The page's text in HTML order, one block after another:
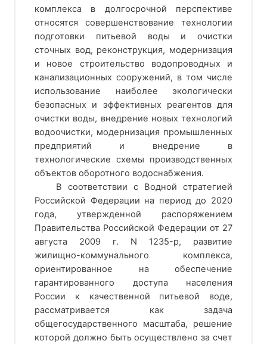
комплекса в долгосрочной перспективе
относятся совершенствование технологии
подготовки питьевой воды и очистки
сточных вод, реконструкция, модернизация
и новое строительство водопроводных и
канализационных сооружений, в том числе
использование наиболее экологически
безопасных и эффективных реагентов для
очистки воды, внедрение новых технологий
водоочистки, модернизация промышленных
предприятий и внедрение в
технологические схемы производственных
объектов оборотного водоснабжения.
В соответствии с Водной стратегией
Российской Федерации на период до 2020
года, утвержденной распоряжением
Правительства Российской Федерации от 27
августа 2009 г. N 1235-р, развитие
жилищно-коммунального комплекса,
ориентированное на обеспечение
гарантированного доступа населения
России к качественной питьевой воде,
рассматривается как задача
общегосударственного масштаба, решение
которой должно быть осуществлено за счет